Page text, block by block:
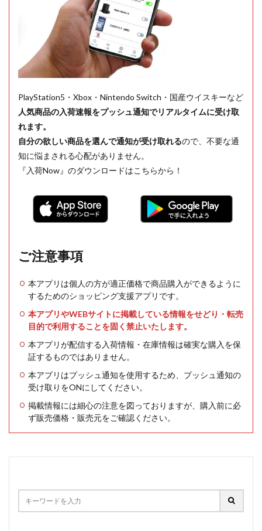
PlayStation5・Xbox・Nintendo Switch・国産ウイスキーなど
人気商品の入荷速報をプッシュ通知でリアルタイムに受け取
れます。
自分の欲しい商品を選んで通知が受け取れるので、不要な通
知に悩まされる心配がありません。
『入荷Now』のダウンロードはこちらから！
ご注意事項
本アプリは個人の方が適正価格で商品購入ができるように
するためのショッピング支援アプリです。
本アプリやWEBサイトに掲載している情報をせどり・転売
目的で利用することを固く禁止いたします。
本アプリが配信する入荷情報・在庫情報は確実な購入を保
証するものではありません。
本アプリはプッシュ通知を使用するため、プッシュ通知の
受け取りをONにしてください。
掲載情報には細心の注意を図っておりますが、購入前に必
ず販売価格・販売元をご確認ください。